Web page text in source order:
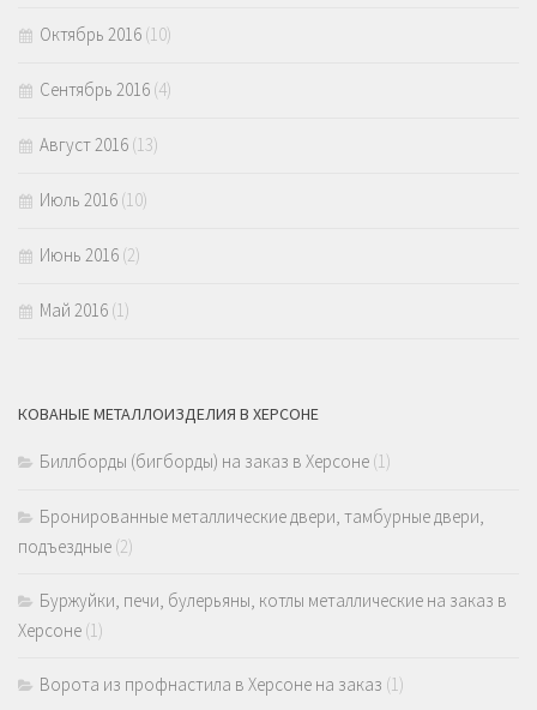
Октябрь 2016 (10)
Сентябрь 2016 (4)
Август 2016 (13)
Июль 2016 (10)
Июнь 2016 (2)
Май 2016 (1)
КОВАНЫЕ МЕТАЛЛОИЗДЕЛИЯ В ХЕРСОНЕ
Биллборды (бигборды) на заказ в Херсоне (1)
Бронированные металлические двери, тамбурные двери,
подъездные (2)
Буржуйки, печи, булерьяны, котлы металлические на заказ в
Херсоне (1)
Ворота из профнастила в Херсоне на заказ (1)